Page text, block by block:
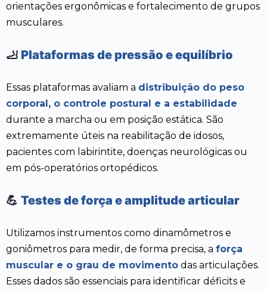
orientações ergonômicas e fortalecimento de grupos
musculares.
🦶 Plataformas de pressão e equilíbrio
Essas plataformas avaliam a distribuição do peso
corporal, o controle postural e a estabilidade
durante a marcha ou em posição estática. São
extremamente úteis na reabilitação de idosos,
pacientes com labirintite, doenças neurológicas ou
em pós-operatórios ortopédicos.
💪 Testes de força e amplitude articular
Utilizamos instrumentos como dinamômetros e
goniômetros para medir, de forma precisa, a força
muscular e o grau de movimento das articulações.
Esses dados são essenciais para identificar déficits e